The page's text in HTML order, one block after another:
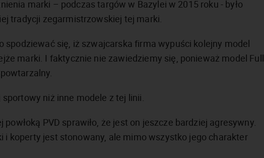
marki – podczas targów w Bazylei w 2015 roku - było
tradycji zegarmistrzowskiej tej marki.
spodziewać się, iż szwajcarska firma wypuści kolejny model
marki. I faktycznie nie zawiedziemy się, ponieważ model Full
niż inne modele z tej linii.
PVD sprawiło, że jest on jeszcze bardziej agresywny.
i koperty jest stonowany, ale mimo wszystko jego charakter